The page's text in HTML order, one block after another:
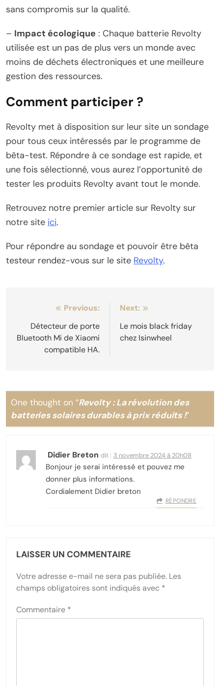
sans compromis sur la qualité.
– Impact écologique : Chaque batterie Revolty
utilisée est un pas de plus vers un monde avec
moins de déchets électroniques et une meilleure
gestion des ressources.
Comment participer ?
Revolty met à disposition sur leur site un sondage
pour tous ceux intéressés par le programme de
bêta-test. Répondre à ce sondage est rapide, et
une fois sélectionné, vous aurez l’opportunité de
tester les produits Revolty avant tout le monde.
Retrouvez notre premier article sur Revolty sur
notre site ici.
Pour répondre au sondage et pouvoir être bêta
testeur rendez-vous sur le site Revolty.
Navigation
l’article
Previous:
Détecteur de porte
Bluetooth Mi de Xiaomi
compatible HA.
Next:
Le mois black friday
chez Isinwheel
One thought on “Revolty : La révolution des
batteries solaires durables à prix réduits !”
Didier Breton dit : 3 novembre 2024 à 20h08
Bonjour je serai intéressé et pouvez me
donner plus informations.
Cordialement Didier breton
RÉPONDRE
LAISSER UN COMMENTAIRE
Votre adresse e-mail ne sera pas publiée. Les
champs obligatoires sont indiqués avec *
Commentaire *